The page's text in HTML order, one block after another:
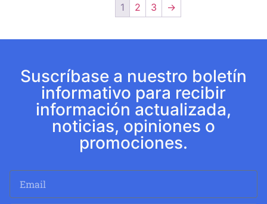
1 2 3 →
Suscríbase a nuestro boletín
informativo para recibir
información actualizada,
noticias, opiniones o
promociones.